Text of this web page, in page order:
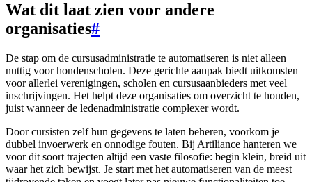
Wat dit laat zien voor andere
organisaties#
De stap om de cursusadministratie te automatiseren is niet alleen
nuttig voor hondenscholen. Deze gerichte aanpak biedt uitkomsten
voor allerlei verenigingen, scholen en cursusaanbieders met veel
inschrijvingen. Het helpt deze organisaties om overzicht te houden,
juist wanneer de ledenadministratie complexer wordt.
Door cursisten zelf hun gegevens te laten beheren, voorkom je
dubbel invoerwerk en onnodige fouten. Bij Artiliance hanteren we
voor dit soort trajecten altijd een vaste filosofie: begin klein, breid uit
waar het zich bewijst. Je start met het automatiseren van de meest